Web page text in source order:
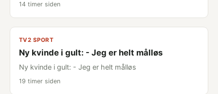
14 timer siden
TV2 SPORT
Ny kvinde i gult: - Jeg er helt målløs
Ny kvinde i gult: - Jeg er helt målløs
19 timer siden